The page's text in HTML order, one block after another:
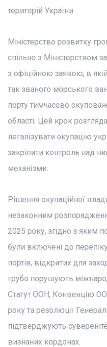
територій України.
Міністерство розвитку
спільно з Міністерством
з офіційною заявою, в
так званого морського
порту тимчасово
області. Цей крок
легалізувати окупацію
закріпити контроль над
механізми.
Рішення окупаційної
незаконним
2025 року, згідно з яким
були включені до
портів, відкритих для
грубо порушують
Статут ООН, Конвенцію
року та резолюції
підтверджують
визнаних кордонах.